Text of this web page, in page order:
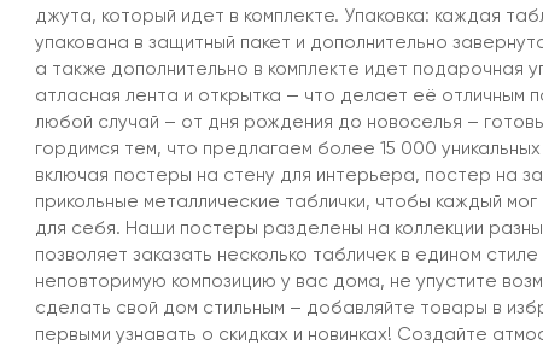
джута, который идет в комплекте. Упаковка: каждая
упакована в защитный пакет и дополнительно
а также дополнительно в комплекте идет подарочная
атласная лента и открытка — что делает её отличным
любой случай – от дня рождения до новоселья –
гордимся тем, что предлагаем более 15 000 уникальных
включая постеры на стену для интерьера, постер на
прикольные металлические таблички, чтобы каждый мог
для себя. Наши постеры разделены на коллекции
позволяет заказать несколько табличек в едином
неповторимую композицию у вас дома, не упустите
сделать свой дом стильным – добавляйте товары в
первыми узнавать о скидках и новинках! Создайте